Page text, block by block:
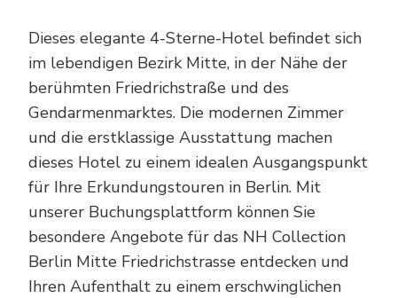
Dieses elegante 4-Sterne-Hotel befindet sich
im lebendigen Bezirk Mitte, in der Nähe der
berühmten Friedrichstraße und des
Gendarmenmarktes. Die modernen Zimmer
und die erstklassige Ausstattung machen
dieses Hotel zu einem idealen Ausgangspunkt
für Ihre Erkundungstouren in Berlin. Mit
unserer Buchungsplattform können Sie
besondere Angebote für das NH Collection
Berlin Mitte Friedrichstrasse entdecken und
Ihren Aufenthalt zu einem erschwinglichen